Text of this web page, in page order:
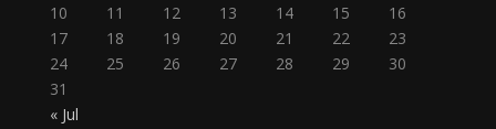
10
11 12 13 14 15
16
17
18 19 20 21 22
23
24
25 26 27 28 29
30
31
« Jul